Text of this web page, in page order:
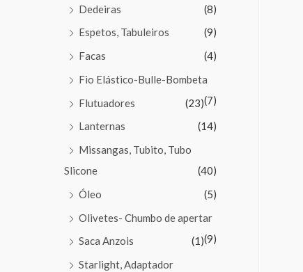
Dedeiras
(8)
Espetos, Tabuleiros
(9)
Facas
(4)
Fio Elástico-Bulle-Bombeta
(7)
Flutuadores
(23)
Lanternas
(14)
Missangas, Tubito, Tubo
Slicone
(40)
Óleo
(5)
Olivetes- Chumbo de apertar
(9)
Saca Anzois
(1)
Starlight, Adaptador